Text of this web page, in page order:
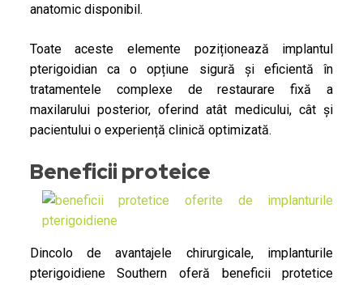
anatomic disponibil.
Toate aceste elemente poziționează implantul
pterigoidian ca o opțiune sigură și eficientă în
tratamentele complexe de restaurare fixă a
maxilarului posterior, oferind atât medicului, cât și
pacientului o experiență clinică optimizată.
Beneficii proteice
Dincolo de avantajele chirurgicale, implanturile
pterigoidiene Southern oferă beneficii protetice